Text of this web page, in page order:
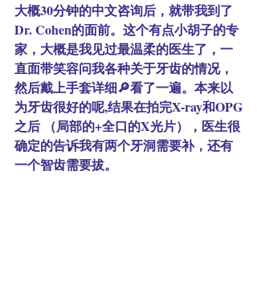
大概30分钟的中文咨询后，就带我到了
Dr. Cohen的面前。这个有点小胡子的专
家，大概是我见过最温柔的医生了，一
直面带笑容问我各种关于牙齿的情况，
然后戴上手套详细🔎看了一遍。本来以
为牙齿很好的呢,结果在拍完X-ray和OPG
之后 （局部的+全口的X光片），医生很
确定的告诉我有两个牙洞需要补，还有
一个智齿需要拔。